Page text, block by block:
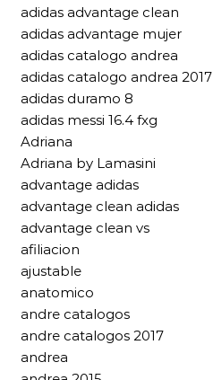
adidas advantage clean
adidas advantage mujer
adidas catalogo andrea
adidas catalogo andrea 2017
adidas duramo 8
adidas messi 16.4 fxg
Adriana
Adriana by Lamasini
advantage adidas
advantage clean adidas
advantage clean vs
afiliacion
ajustable
anatomico
andre catalogos
andre catalogos 2017
andrea